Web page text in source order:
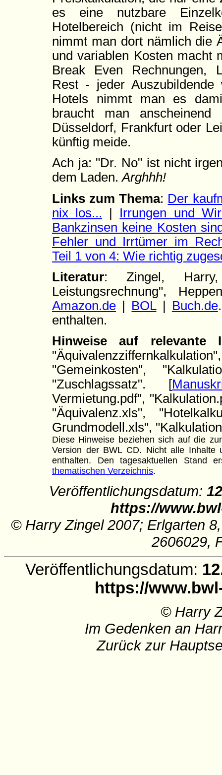
es eine nutzbare
Hotelbereich (nicht im
nimmt man dort nämlich die
und variablen Kosten macht
Break Even Rechnungen,
Rest - jeder
Hotels nimmt man es
braucht man
Düsseldorf, Frankfurt oder
künftig meide.
Ach ja: "Dr. No" ist nicht
dem Laden.Arghhh!
Links zum Thema: Der
nix los... | Irrungen und
Bankzinsen keine Kosten
Fehler und Irrtümer im
Teil 1 von 4: Wie richtig
Literatur: Zingel,
Leistungsrechnung",
Amazon.de
BOL| Buch.de
enthalten.
Hinweise auf
"Gemeinkosten",
"Zuschlagssatz". [
Vermietung.pdf",
"Äquivalenz.xls",
Grundmodell.xls",
Diese Hinweise beziehen sich auf die
Version der BWL CD. Nicht alle Inhalte
enthalten. Den tagesaktuellen Stand
thematischen Verzeichnis.
Veröffentlichungsdatum:
https://
© Harry Zingel 2007; Erlgarten
2606029,
Veröffentlichungsdatum:
https://
© Harry
Im Gedenken an
Zurück zur